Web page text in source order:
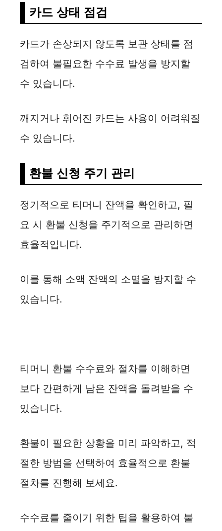
카드 상태 점검
카드가 손상되지 않도록 보관 상태를 점
검하여 불필요한 수수료 발생을 방지할
수 있습니다.
깨지거나 휘어진 카드는 사용이 어려워질
수 있습니다.
환불 신청 주기 관리
정기적으로 티머니 잔액을 확인하고, 필
요 시 환불 신청을 주기적으로 관리하면
효율적입니다.
이를 통해 소액 잔액의 소멸을 방지할 수
있습니다.
티머니 환불 수수료와 절차를 이해하면
보다 간편하게 남은 잔액을 돌려받을 수
있습니다.
환불이 필요한 상황을 미리 파악하고, 적
절한 방법을 선택하여 효율적으로 환불
절차를 진행해 보세요.
수수료를 줄이기 위한 팁을 활용하여 불